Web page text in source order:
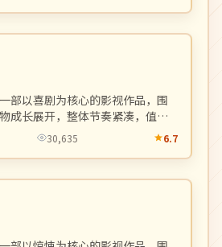
部以喜剧为核心的影视作品，围
成长展开，整体节奏紧凑，值得
30,635 6.7